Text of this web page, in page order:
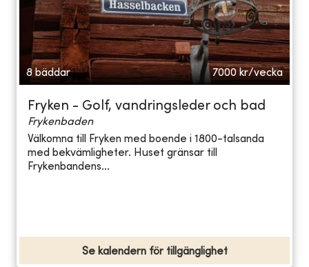
8 bäddar 7000 kr/vecka
Fryken - Golf, vandringsleder och bad
Frykenbaden
Välkomna till Fryken med boende i 1800-talsanda
med bekvämligheter. Huset gränsar till
Frykenbandens...
Se kalendern för tillgänglighet